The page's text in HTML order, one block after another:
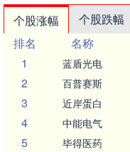
个股涨幅 个股跌幅
排名
名称
1
蓝盾光电
2 百普赛斯
3 近岸蛋白
4 中能电气
5 毕得医药